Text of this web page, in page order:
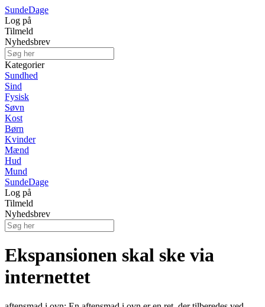
SundeDage
Log på
Tilmeld
Nyhedsbrev
Kategorier
Sundhed
Sind
Fysisk
Søvn
Kost
Børn
Kvinder
Mænd
Hud
Mund
SundeDage
Log på
Tilmeld
Nyhedsbrev
Ekspansionen skal ske via
internettet